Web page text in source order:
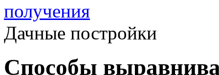
получения
Дачные постройки
Способы